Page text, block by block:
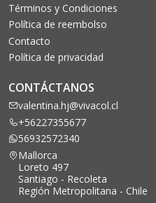
Términos y Condiciones
Política de reembolso
Contacto
Política de privacidad
CONTÁCTANOS
valentina.hj@vivacol.cl
+56227355677
56932572340
Mallorca
Loreto 497
Santiago - Recoleta
Región Metropolitana - Chile